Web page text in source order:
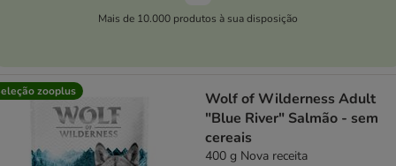
Mais de 10.000 produtos à sua disposição
zooplus
Wolf of Wilderness Adult
"Blue River" Salmão - sem
cereais
400 g Nova receita